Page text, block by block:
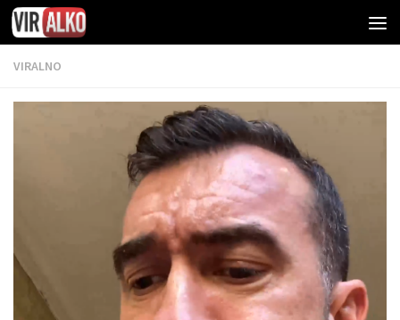
VIRALNO